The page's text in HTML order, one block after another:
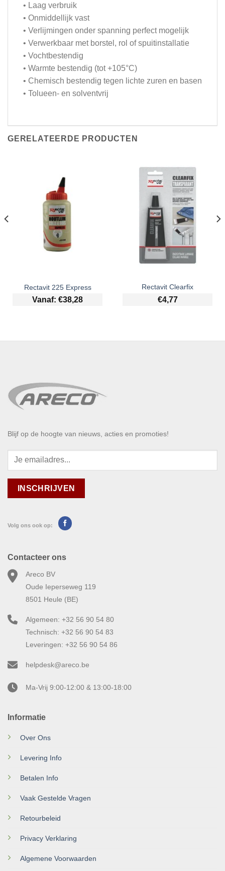
• Laag verbruik
• Onmiddellijk vast
• Verlijmingen onder spanning perfect mogelijk
• Verwerkbaar met borstel, rol of spuitinstallatie
• Vochtbestendig
• Warmte bestendig (tot +105°C)
• Chemisch bestendig tegen lichte zuren en basen
• Tolueen- en solventvrij
GERELATEERDE PRODUCTEN
Rectavit 225 Express
Vanaf: €38,28
Rectavit Clearfix
€4,77
Blijf op de hoogte van nieuws, acties en promoties!
Volg ons ook op:
Informatie
Over Ons
Levering Info
Betalen Info
Vaak Gestelde Vragen
Retourbeleid
Privacy Verklaring
Algemene Voorwaarden
Contacteer ons
Areco BV
Oude Ieperseweg 119
8501 Heule (BE)
Algemeen: +32 56 90 54 80
Technisch: +32 56 90 54 83
Leveringen: +32 56 90 54 86
helpdesk@areco.be
Ma-Vrij 9:00-12:00 & 13:00-18:00